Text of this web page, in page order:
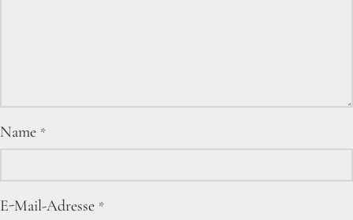
Name *
E-Mail-Adresse *